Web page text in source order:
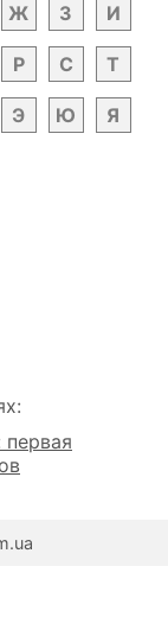
Ж З И
Р С Т
Э Ю Я